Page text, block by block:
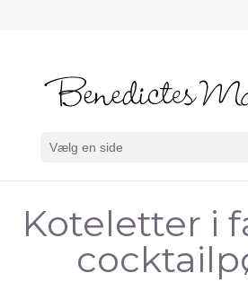
Vælg en side
Koteletter i